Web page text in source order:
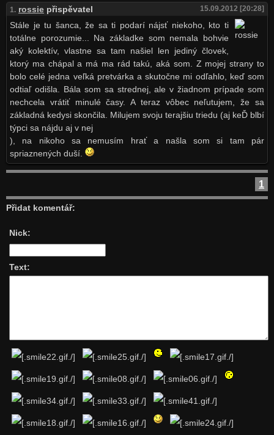
1. rossiepřispěvatel 15.09.2012 [20:28]
Stále je tu šanca, že sa ti podarí nájsť niekoho, kto ti
totálne porozumie... Na základke som nemala bohvie
aký kolektív, vlastne sa tam našiel len jediný človek,
ktorý ma chápal a má ma rád takú, aká som. Z mojej strany to
bolo celé jedna veľká pretvárka a skutočne mi odľahlo, keď som
odtiaľ odišla. Bála som sa strednej, ale v žiadnom prípade som
nechcela vrátiť minulé časy. A teraz vôbec neľutujem, že sa
základná kedysi skončila. Milujem svoju terajšiu triedu (aj keĎ blbí
týpci sa nájdu aj v nej
), na nikoho sa nemusím hrať a našla som si tam pár
spriaznených duší.
1
Přidat komentář:
Nick:
Text: